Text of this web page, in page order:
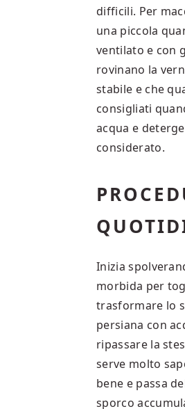
difficili. Per
una piccola
ventilato e con
rovinano la
stabile e che
consigliati
acqua e
considerato.
Inizia
morbida per
trasformare lo
persiana con
ripassare la
serve molto
bene e passa
sporco